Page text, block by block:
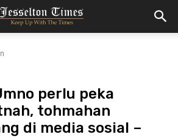
perlu peka
tohmahan
di media sosial –